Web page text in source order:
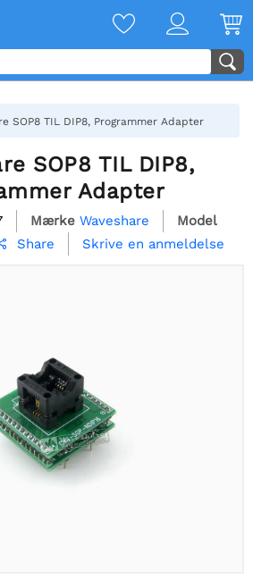
SOP8 TIL DIP8, Programmer Adapter
SOP8 TIL DIP8,
Adapter
Mærke Waveshare
Model
Share Skrive en anmeldelse